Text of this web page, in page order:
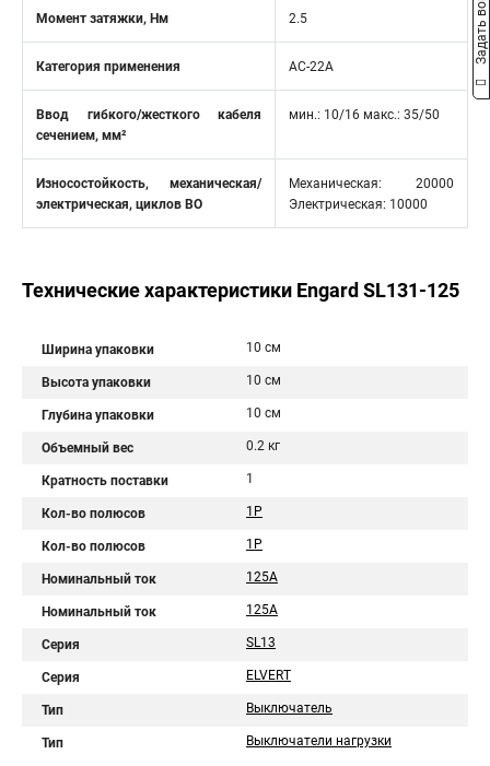
Момент затяжки, Нм 2.5
Категория применения AC-22A
Ввод гибкого/жесткого кабеля
сечением, мм²
мин.: 10/16 макс.: 35/50
Износостойкость, механическая/
электрическая, циклов ВО
Механическая: 20000
Электрическая: 10000
Технические характеристики Engard SL131-125
Ширина упаковки 10 см
Высота упаковки 10 см
Глубина упаковки 10 см
Объемный вес 0.2 кг
Кратность поставки 1
Кол-во полюсов 1P
Кол-во полюсов 1Р
Номинальный ток 125A
Номинальный ток 125А
Серия SL13
Серия ELVERT
Тип Выключатель
Тип Выключатели нагрузки